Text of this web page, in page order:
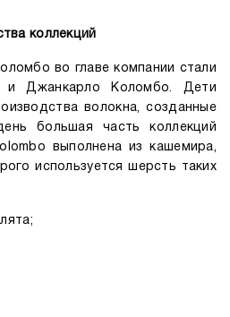
коллекций
во главе компании стали
и Джанкарло Коломбо. Дети
волокна, созданные
большая часть коллекций
выполнена из кашемира,
используется шерсть таких